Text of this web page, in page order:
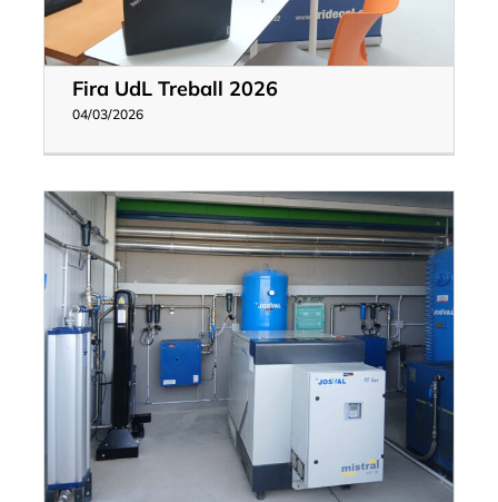
Fira UdL Treball 2026
04/03/2026